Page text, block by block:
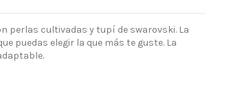
perlas cultivadas y tupí de swarovski. La
puedas elegir la que más te guste. La